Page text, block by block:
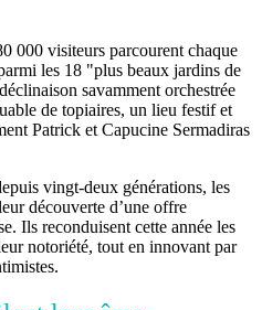
visiteurs parcourent chaque
les 18 "plus beaux jardins de
savamment orchestrée
de topiaires, un lieu festif et
Patrick et Capucine Sermadiras
vingt-deux générations, les
découverte d’une offre
Ils reconduisent cette année les
notoriété, tout en innovant par